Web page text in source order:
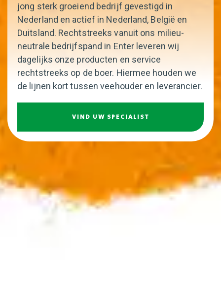
jong sterk groeiend bedrijf gevestigd in
Nederland en actief in Nederland, België en
Duitsland. Rechtstreeks vanuit ons milieu-
neutrale bedrijfspand in Enter leveren wij
dagelijks onze producten en service
rechtstreeks op de boer. Hiermee houden we
de lijnen kort tussen veehouder en leverancier.
VIND UW SPECIALIST